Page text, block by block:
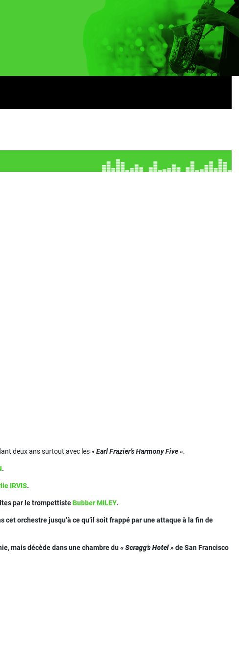
deux ans surtout avec les« Earl Frazier’s Harmony Five ».
.
IRVIS.
par le trompettisteBubber MILEY.
orchestre jusqu’à ce qu’il soit frappé par une attaque à la fin de
mais décède dans une chambre du« Scragg’s Hotel »de San Francisco